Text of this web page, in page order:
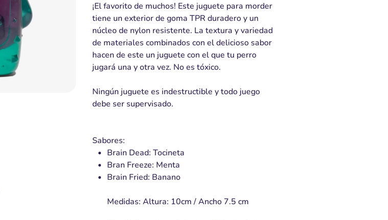
¡El favorito de muchos! Este juguete para morder
tiene un exterior de goma TPR duradero y un
núcleo de nylon resistente. La textura y variedad
de materiales combinados con el delicioso sabor
hacen de este un juguete con el que tu perro
jugará una y otra vez. No es tóxico.
Ningún juguete es indestructible y todo juego
debe ser supervisado.
Sabores:
Brain Dead: Tocineta
Bran Freeze: Menta
Brain Fried: Banano
Medidas: Altura: 10cm / Ancho 7.5 cm